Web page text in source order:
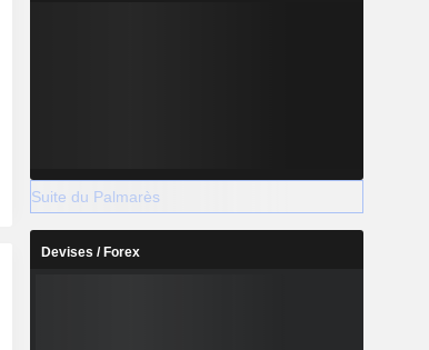
Suite du Palmarès
Devises / Forex